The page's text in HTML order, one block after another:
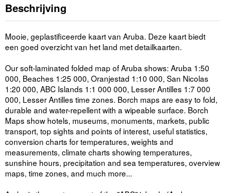
Beschrijving
Mooie, geplastificeerde kaart van Aruba. Deze kaart biedt
een goed overzicht van het land met detailkaarten.
Our soft-laminated folded map of Aruba shows: Aruba 1:50
000, Beaches 1:25 000, Oranjestad 1:10 000, San Nicolas
1:20 000, ABC Islands 1:1 000 000, Lesser Antilles 1:7 000
000, Lesser Antilles time zones. Borch maps are easy to fold,
durable and water-repellent with a wipeable surface. Borch
Maps show hotels, museums, monuments, markets, public
transport, top sights and points of interest, useful statistics,
conversion charts for temperatures, weights and
measurements, climate charts showing temperatures,
sunshine hours, precipitation and sea temperatures, overview
maps, time zones, and much more...